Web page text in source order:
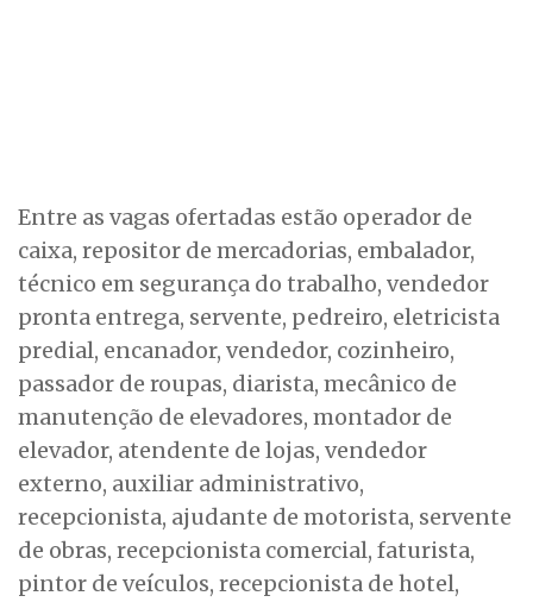
Entre as vagas ofertadas estão operador de
caixa, repositor de mercadorias, embalador,
técnico em segurança do trabalho, vendedor
pronta entrega, servente, pedreiro, eletricista
predial, encanador, vendedor, cozinheiro,
passador de roupas, diarista, mecânico de
manutenção de elevadores, montador de
elevador, atendente de lojas, vendedor
externo, auxiliar administrativo,
recepcionista, ajudante de motorista, servente
de obras, recepcionista comercial, faturista,
pintor de veículos, recepcionista de hotel,